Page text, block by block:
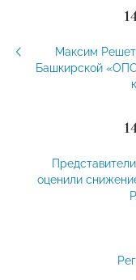
Максим
Башкирской
оценили